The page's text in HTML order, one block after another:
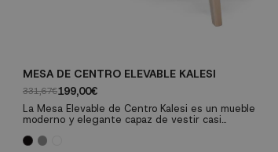
MESA DE CENTRO ELEVABLE KALESI
331,67€199,00€
La Mesa Elevable de Centro Kalesi es un mueble
moderno y elegante capaz de vestir casi
espacio extra bajo su tapa para guardar cualquier